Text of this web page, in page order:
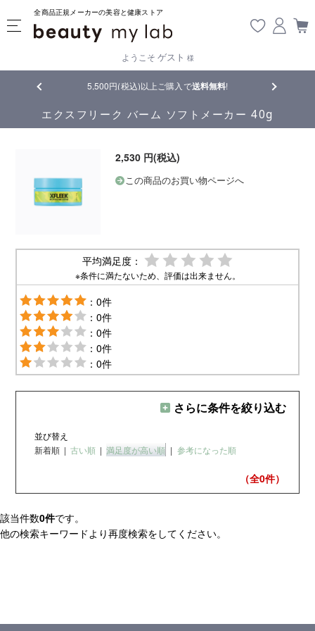
全商品正規メーカーの美容と健康ストア
ようこそ ゲスト 様
5,500円(税込)以上ご購入で送料無料! 【重要】
エクスフリーク バーム ソフトメーカー 40g
2,530 円(税込)
この商品のお買い物ページへ
平均満足度：
※条件に満たないため、評価は出来ません。
：0件
：0件
：0件
：0件
：0件
さらに条件を絞り込む
並び替え
新着順 | 古い順 | 満足度が高い順 | 参考になった順
（全0件）
該当件数0件です。
他の検索キーワードより再度検索をしてください。